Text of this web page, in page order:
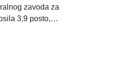
zavoda za
3,9 posto,…